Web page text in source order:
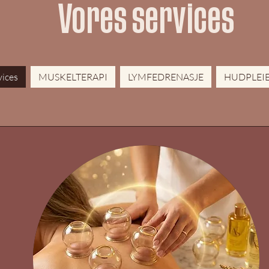
HJEM
SEND
Vores services
MUSKELTERAPI LYMFEDRENASJE